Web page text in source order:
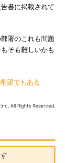
書に掲載されて
署のこれも問題
そも難しいかも
望でもある
All Rights Reserved.